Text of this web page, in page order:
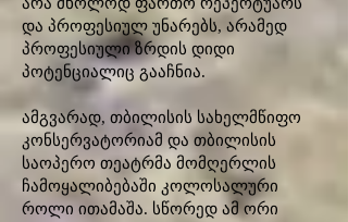
და პროფესიულ უნარებს, არამედ
პროფესიული ზრდის დიდი
პოტენციალიც გააჩნია.
ამგვარად, თბილისის სახელმწიფო
კონსერვატორიამ და თბილისის
საოპერო თეატრმა მომღერლის
ჩამოყალიბებაში კოლოსალური
როლი ითამაშა. სწორედ ამ ორი